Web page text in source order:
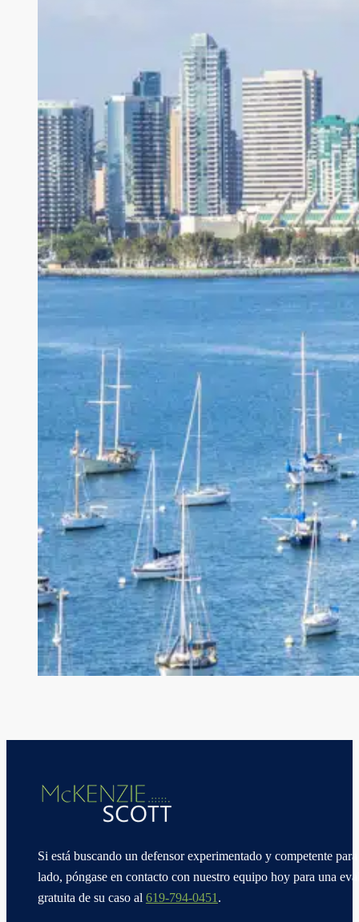
Si está buscando un defensor experimentado y competente
lado, póngase en contacto con nuestro equipo hoy para una
gratuita de su caso al 619-794-0451.